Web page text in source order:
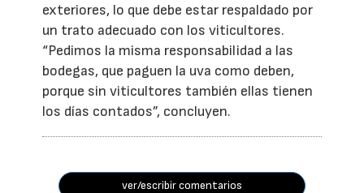
exteriores, lo que debe estar respaldado por
un trato adecuado con los viticultores.
“Pedimos la misma responsabilidad a las
bodegas, que paguen la uva como deben,
porque sin viticultores también ellas tienen
los días contados”, concluyen.
ver/escribir comentarios